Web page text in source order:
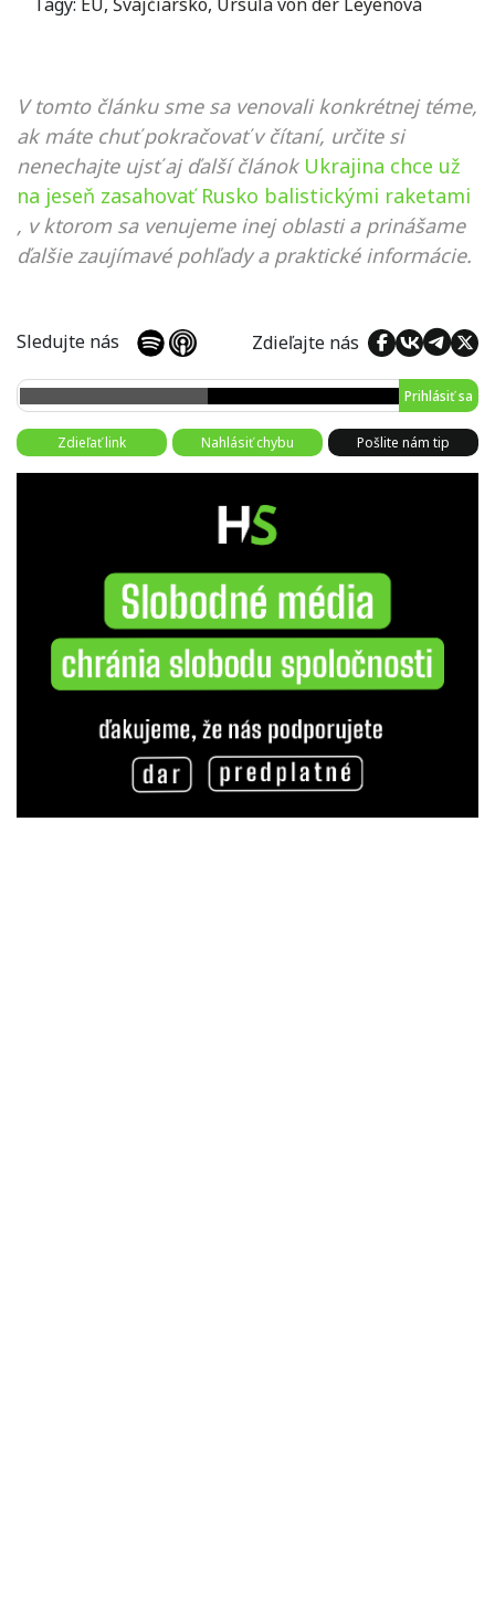
V tomto článku sme sa venovali konkrétnej téme,
ak máte chuť pokračovať v čítaní, určite si
nenechajte ujsť aj ďalší článok Ukrajina chce už
na jeseň zasahovať Rusko balistickými raketami
, v ktorom sa venujeme inej oblasti a prinášame
ďalšie zaujímavé pohľady a praktické informácie.
Sledujte nás Zdieľajte nás
Prihlásiť sa
Zdieľať link Nahlásiť chybu Pošlite nám tip